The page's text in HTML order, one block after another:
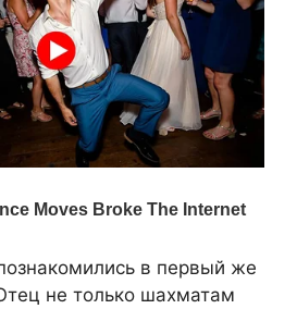
в первый же
не только шахматам